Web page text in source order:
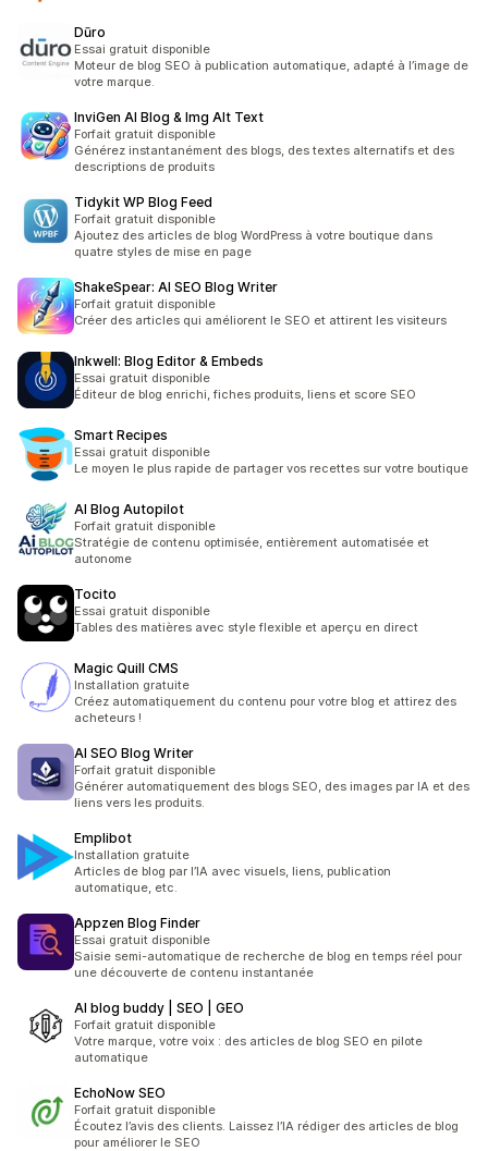
Dūro
Essai gratuit disponible
Moteur de blog SEO à publication automatique, adapté à l’image de
votre marque.
InviGen AI Blog & Img Alt Text
Forfait gratuit disponible
Générez instantanément des blogs, des textes alternatifs et des
descriptions de produits
Tidykit WP Blog Feed
Forfait gratuit disponible
Ajoutez des articles de blog WordPress à votre boutique dans
quatre styles de mise en page
ShakeSpear: AI SEO Blog Writer
Forfait gratuit disponible
Créer des articles qui améliorent le SEO et attirent les visiteurs
Inkwell: Blog Editor & Embeds
Essai gratuit disponible
Éditeur de blog enrichi, fiches produits, liens et score SEO
Smart Recipes
Essai gratuit disponible
Le moyen le plus rapide de partager vos recettes sur votre boutique
AI Blog Autopilot
Forfait gratuit disponible
Stratégie de contenu optimisée, entièrement automatisée et
autonome
Tocito
Essai gratuit disponible
Tables des matières avec style flexible et aperçu en direct
Magic Quill CMS
Installation gratuite
Créez automatiquement du contenu pour votre blog et attirez des
acheteurs !
AI SEO Blog Writer
Forfait gratuit disponible
Générer automatiquement des blogs SEO, des images par IA et des
liens vers les produits.
Emplibot
Installation gratuite
Articles de blog par l’IA avec visuels, liens, publication
automatique, etc.
Appzen Blog Finder
Essai gratuit disponible
Saisie semi-automatique de recherche de blog en temps réel pour
une découverte de contenu instantanée
AI blog buddy | SEO | GEO
Forfait gratuit disponible
Votre marque, votre voix : des articles de blog SEO en pilote
automatique
EchoNow SEO
Forfait gratuit disponible
Écoutez l’avis des clients. Laissez l’IA rédiger des articles de blog
pour améliorer le SEO